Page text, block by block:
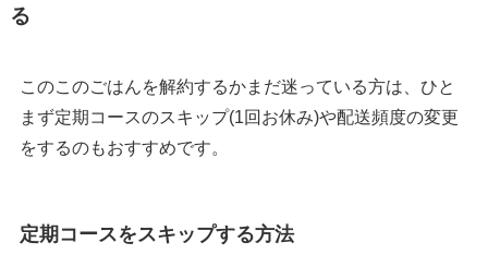
る
このこのごはんを解約するかまだ迷っている方は、ひと
まず定期コースのスキップ(1回お休み)や配送頻度の変更
をするのもおすすめです。
定期コースをスキップする方法